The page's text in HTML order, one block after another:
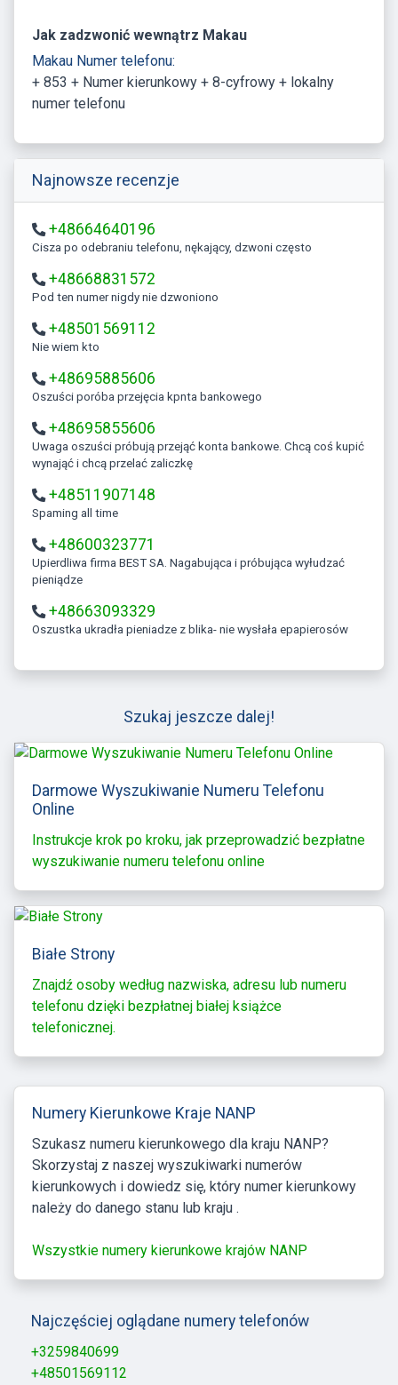
Jak zadzwonić wewnątrz Makau
Makau Numer telefonu:
+ 853 + Numer kierunkowy + 8-cyfrowy + lokalny
numer telefonu
Najnowsze recenzje
+48664640196
Cisza po odebraniu telefonu, nękający, dzwoni często
+48668831572
Pod ten numer nigdy nie dzwoniono
+48501569112
Nie wiem kto
+48695885606
Oszuści poróba przejęcia kpnta bankowego
+48695855606
Uwaga oszuści próbują przejąć konta bankowe. Chcą coś kupić
wynająć i chcą przelać zaliczkę
+48511907148
Spaming all time
+48600323771
Upierdliwa firma BEST SA. Nagabująca i próbująca wyłudzać
pieniądze
+48663093329
Oszustka ukradła pieniadze z blika- nie wysłała epapierosów
Szukaj jeszcze dalej!
Darmowe Wyszukiwanie Numeru Telefonu
Online
Instrukcje krok po kroku, jak przeprowadzić bezpłatne
wyszukiwanie numeru telefonu online
Białe Strony
Znajdź osoby według nazwiska, adresu lub numeru
telefonu dzięki bezpłatnej białej książce
telefonicznej.
Numery Kierunkowe Kraje NANP
Szukasz numeru kierunkowego dla kraju NANP?
Skorzystaj z naszej wyszukiwarki numerów
kierunkowych i dowiedz się, który numer kierunkowy
należy do danego stanu lub kraju .
Wszystkie numery kierunkowe krajów NANP
Najczęściej oglądane numery telefonów
+3259840699
+48501569112